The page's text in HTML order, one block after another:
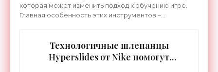
которая может изменить подход к обучению игре.
Главная особенность этих инструментов –
Технологичные шлепанцы
Hyperslides от Nike помогут